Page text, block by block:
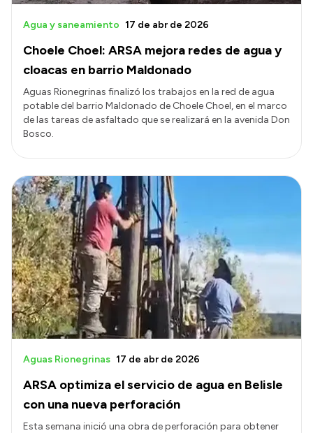
Choele Choel: ARSA mejora redes de agua y
cloacas en barrio Maldonado
Agua y saneamiento 17 de abr de 2026
Aguas Rionegrinas finalizó los trabajos en la red de agua
potable del barrio Maldonado de Choele Choel, en el marco
de las tareas de asfaltado que se realizará en la avenida Don
Bosco.
ARSA optimiza el servicio de agua en Belisle
con una nueva perforación
Aguas Rionegrinas 17 de abr de 2026
Esta semana inició una obra de perforación para obtener